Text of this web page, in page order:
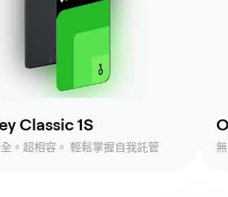
Classic 1S
。超相容。 輕鬆掌握自我託管